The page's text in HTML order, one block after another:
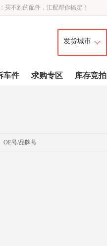
买不到的配件，汇配帮你搞定！
车件 求购专区 库存竞拍
OE号/品牌号